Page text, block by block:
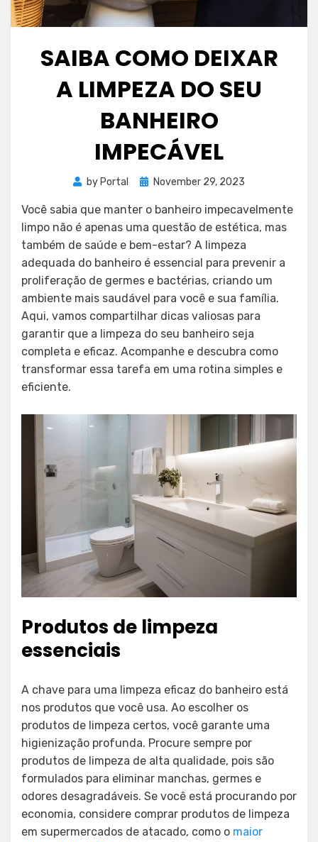
SAIBA COMO DEIXAR
A LIMPEZA DO SEU
BANHEIRO
IMPECÁVEL
by Portal
PostedNovember 29, 2023
Você sabia que manter o banheiro impecavelmente
limpo não é apenas uma questão de estética, mas
também de saúde e bem-estar? A limpeza
adequada do banheiro é essencial para prevenir a
proliferação de germes e bactérias, criando um
ambiente mais saudável para você e sua família.
Aqui, vamos compartilhar dicas valiosas para
garantir que a limpeza do seu banheiro seja
completa e eficaz. Acompanhe e descubra como
transformar essa tarefa em uma rotina simples e
eficiente.
Produtos de limpeza
essenciais
A chave para uma limpeza eficaz do banheiro está
nos produtos que você usa. Ao escolher os
produtos de limpeza certos, você garante uma
higienização profunda. Procure sempre por
produtos de limpeza de alta qualidade, pois são
formulados para eliminar manchas, germes e
odores desagradáveis. Se você está procurando por
economia, considere comprar produtos de limpeza
em supermercados de atacado, como o maior